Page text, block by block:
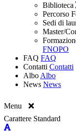
Biblioteca
Percorso
Sedi di
Master/
FNOPO
FAQ FAQ
Contatti Contatti
Albo Albo
News News
Menu
Carattere Standard